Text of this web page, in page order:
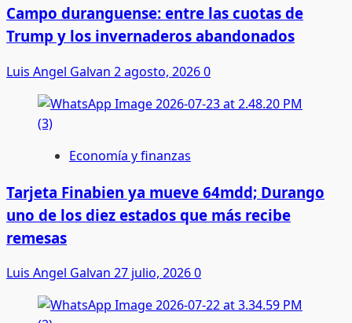
Campo duranguense: entre las cuotas de
Trump y los invernaderos abandonados
Luis Angel Galvan 2 agosto, 20260
Economía y finanzas
Tarjeta Finabien ya mueve 64mdd; Durango
uno de los diez estados que más recibe
remesas
Luis Angel Galvan 27 julio, 20260